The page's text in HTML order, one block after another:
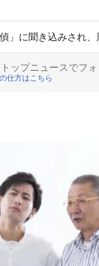
」に聞き込みされ
ップニュースでフ
仕方はこちら